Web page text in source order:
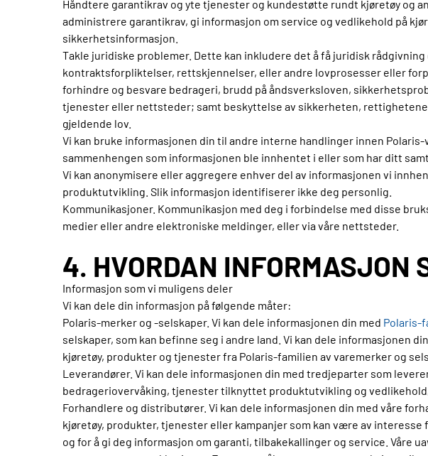
Håndtere garantikrav og yte tjenester og kundestøtte rundt kjøretøy og
administrere garantikrav, gi informasjon om service og vedlikehold på
sikkerhetsinformasjon.
Takle juridiske problemer. Dette kan inkludere det å få juridisk
kontraktsforpliktelser, rettskjennelser, eller andre lovprosesser eller
forhindre og besvare bedrageri, brudd på åndsverksloven,
tjenester eller nettsteder; samt beskyttelse av sikkerheten,
gjeldende lov.
Vi kan bruke informasjonen din til andre interne handlinger innen
sammenhengen som informasjonen ble innhentet i eller som har ditt
Vi kan anonymisere eller aggregere enhver del av informasjonen vi
produktutvikling. Slik informasjon identifiserer ikke deg personlig.
Kommunikasjoner. Kommunikasjon med deg i forbindelse med disse
medier eller andre elektroniske meldinger, eller via våre nettsteder.
4. HVORDAN INFORMASJON
Informasjon som vi muligens deler
Vi kan dele din informasjon på følgende måter:
Polaris-merker og -selskaper. Vi kan dele informasjonen din med Polaris-
selskaper, som kan befinne seg i andre land. Vi kan dele informasjonen
kjøretøy, produkter og tjenester fra Polaris-familien av varemerker og
Leverandører. Vi kan dele informasjonen din med tredjeparter som
bedrageriovervåking, tjenester tilknyttet produktutvikling og
Forhandlere og distributører. Vi kan dele informasjonen din med våre
kjøretøy, produkter, tjenester eller kampanjer som kan være av
og for å gi deg informasjon om garanti, tilbakekallinger og service.